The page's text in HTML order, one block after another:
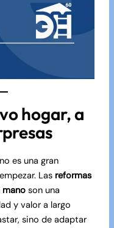
hogar, a
es una gran
Las reformas
manoson una
y valor a largo
sino de adaptar